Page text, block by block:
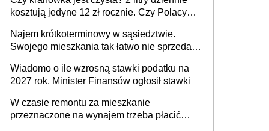
kosztują jedyne 12 zł rocznie. Czy Polacy
Najem krótkoterminowy w sąsiedztwie.
Swojego mieszkania tak łatwo nie sprzedaż
Wiadomo o ile wzrosną stawki podatku na
2027 rok. Minister Finansów ogłosił stawki
W czasie remontu za mieszkanie
przeznaczone na wynajem trzeba płacić